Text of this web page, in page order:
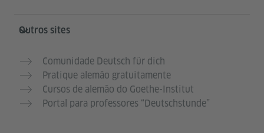
Outros sites
Comunidade Deutsch für dich
Pratique alemão gratuitamente
Cursos de alemão do Goethe-Institut
Portal para professores “Deutschstunde”